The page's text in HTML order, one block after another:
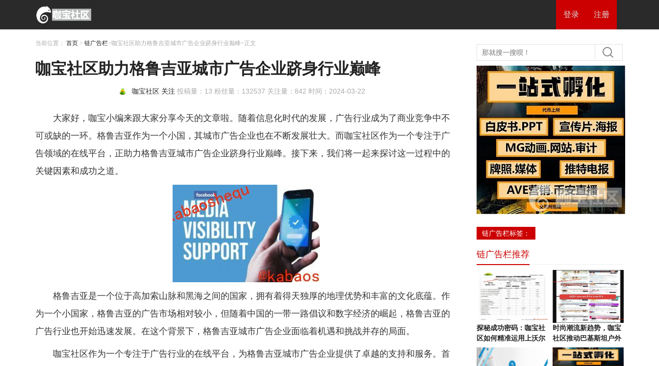
登录 注册
当前位置： 首页 > 链广告栏>咖宝社区助力格鲁吉亚城市广告企业跻身行业巅峰>正文
咖宝社区助力格鲁吉亚城市广告企业跻身行业巅峰
咖宝社区 关注 投稿量： 13 粉丝量： 132537 关注量： 842 时间：2024-03-22
大家好，咖宝小编来跟大家分享今天的文章啦。随着信息化时代的发展，广告行业成为了商业竞争中不
可或缺的一环。格鲁吉亚作为一个小国，其城市广告企业也在不断发展壮大。而咖宝社区作为一个专注于广
告领域的在线平台，正助力格鲁吉亚城市广告企业跻身行业巅峰。接下来，我们将一起来探讨这一过程中的
关键因素和成功之道。
格鲁吉亚是一个位于高加索山脉和黑海之间的国家，拥有着得天独厚的地理优势和丰富的文化底蕴。作
为一个小国家，格鲁吉亚的广告市场相对较小，但随着中国的一带一路倡议和数字经济的崛起，格鲁吉亚的
广告行业也开始迅速发展。在这个背景下，格鲁吉亚城市广告企业面临着机遇和挑战并存的局面。
咖宝社区作为一个专注于广告行业的在线平台，为格鲁吉亚城市广告企业提供了卓越的支持和服务。首
链广告栏标签：
链广告栏推荐
探秘成功密码：咖宝社
区如何精准运用上沃尔
特城市广告投放实现业
务增长？
时尚潮流新趋势，咖宝
社区推动巴基斯坦户外
大屏广告投放智慧营
销！